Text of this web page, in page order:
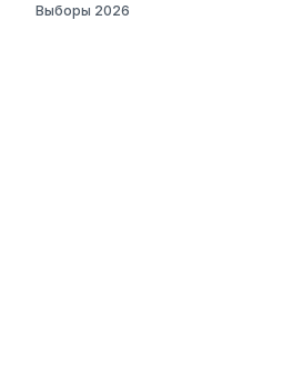
Выборы 2026